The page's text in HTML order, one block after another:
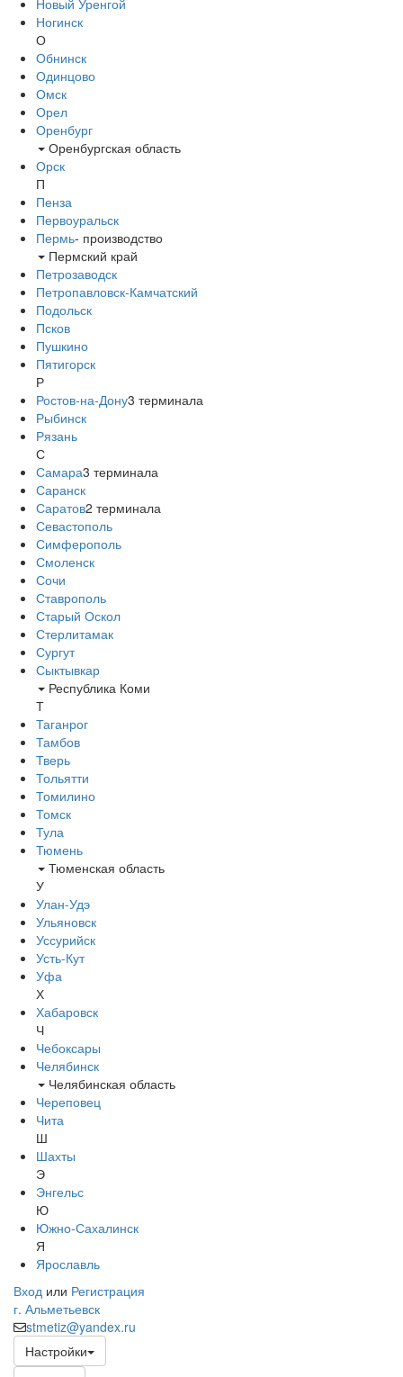
Новый Уренгой
Ногинск
О
Обнинск
Одинцово
Омск
Орел
Оренбург
Оренбургская область
Орск
П
Пенза
Первоуральск
Пермь- производство
Пермский край
Петрозаводск
Петропавловск-Камчатский
Подольск
Псков
Пушкино
Пятигорск
Р
Ростов-на-Дону3 терминала
Рыбинск
Рязань
С
Самара3 терминала
Саранск
Саратов2 терминала
Севастополь
Симферополь
Смоленск
Сочи
Ставрополь
Старый Оскол
Стерлитамак
Сургут
Сыктывкар
Республика Коми
Т
Таганрог
Тамбов
Тверь
Тольятти
Томилино
Томск
Тула
Тюмень
Тюменская область
У
Улан-Удэ
Ульяновск
Уссурийск
Усть-Кут
Уфа
Х
Хабаровск
Ч
Чебоксары
Челябинск
Челябинская область
Череповец
Чита
Ш
Шахты
Э
Энгельс
Ю
Южно-Сахалинск
Я
Ярославль
Вход или Регистрация
г. Альметьевск
stmetiz@yandex.ru
Настройки